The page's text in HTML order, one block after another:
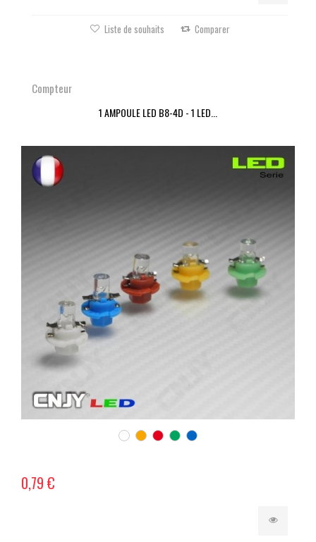
Liste de souhaits Comparer
Compteur
1 AMPOULE LED B8-4D - 1 LED...
0,79 €